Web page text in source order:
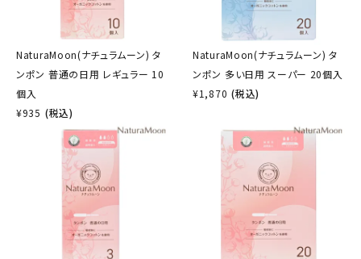
NaturaMoon(ナチュラムーン) タ
ンポン 普通の日用 レギュラー 10
個入
¥935 (税込)
NaturaMoon(ナチュラムーン) タ
ンポン 多い日用 スーパー 20個入
¥1,870 (税込)